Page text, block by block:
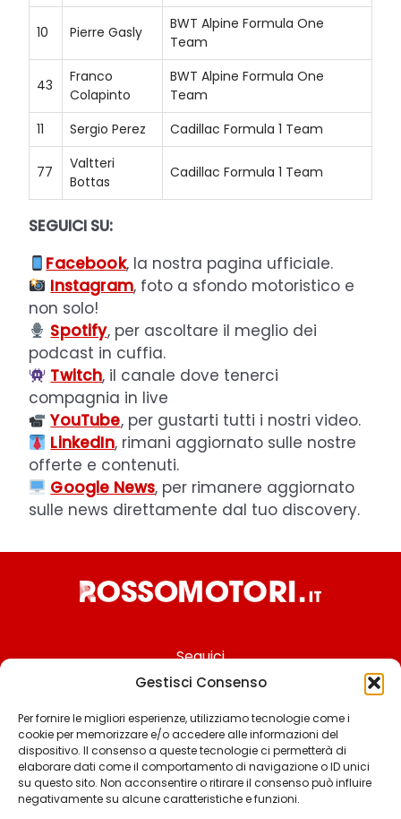
Gestisci Consenso
Per fornire le migliori esperienze, utilizziamo tecnologie come i
cookie per memorizzare e/o accedere alle informazioni del
dispositivo. Il consenso a queste tecnologie ci permetterà di
elaborare dati come il comportamento di navigazione o ID unici
su questo sito. Non acconsentire o ritirare il consenso può influire
negativamente su alcune caratteristiche e funzioni.
10 Pierre Gasly
BWT Alpine Formula One
Team
43
Franco
Colapinto
BWT Alpine Formula One
Team
11
Sergio Perez Cadillac Formula 1 Team
77
Valtteri
Bottas
Cadillac Formula 1 Team
SEGUICI SU:
Facebook, la nostra pagina ufficiale.
Instagram, foto a sfondo motoristico e
non solo!
Spotify, per ascoltare il meglio dei
podcast in cuffia.
Twitch, il canale dove tenerci
compagnia in live
YouTube, per gustarti tutti i nostri video.
LinkedIn, rimani aggiornato sulle nostre
offerte e contenuti.
Google News, per rimanere aggiornato
sulle news direttamente dal tuo discovery.
Seguici
Chi siamo
Contattaci
Termini & Condizioni